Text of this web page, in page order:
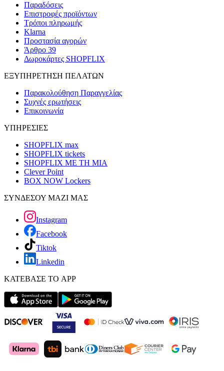
Παραδόσεις
Επιστροφές προϊόντων
Τρόποι πληρωμής
Klarna
Προστασία αγορών
Άρθρο 39
Δωροκάρτες SHOPFLIX
ΕΞΥΠΗΡΕΤΗΣΗ ΠΕΛΑΤΩΝ
Παρακολούθηση Παραγγελίας
Συχνές ερωτήσεις
Επικοινωνία
ΥΠΗΡΕΣΙΕΣ
SHOPFLIX max
SHOPFLIX tickets
SHOPFLIX ΜΕ ΤΗ ΜΙΑ
Clever Point
BOX NOW Lockers
ΣΥΝΔΕΣΟΥ ΜΑΖΙ ΜΑΣ
Instagram
Facebook
Tiktok
Linkedin
ΚΑΤΕΒΑΣΕ ΤΟ APP